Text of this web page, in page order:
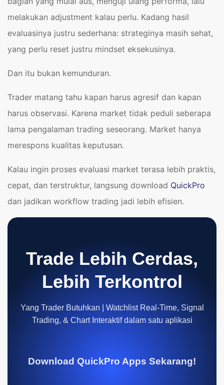
melakukan adjustment kalau perlu. Kadang hasil
evaluasinya justru sederhana: strateginya masih sehat,
yang perlu reset justru mindset eksekusinya.
Dan itu bukan kemunduran.
Trader matang tahu kapan harus agresif dan kapan
harus observasi. Karena market tidak peduli seberapa
lama pengalaman trading seseorang. Market hanya
merespons kualitas keputusan.
Kalau ingin proses evaluasi market terasa lebih praktis,
cepat, dan terstruktur, langsung download QuickPro
dan jadikan workflow trading jadi lebih efisien.
Trade Lebih Cerdas,
Lebih Terkontrol
Yang Trader Butuhkan | Watchlist Real-Time, Signal
Trading, & Chart Interaktif dalam satu aplikasi
Download QuickPro Apps Sekarang!